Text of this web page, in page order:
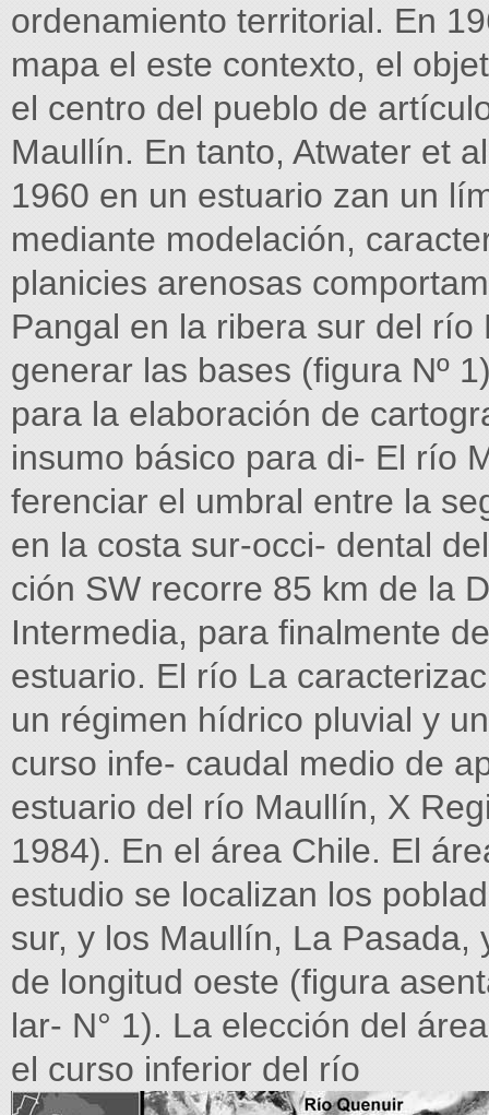
ordenamiento territorial. En
mapa el este contexto, el
el centro del pueblo de
Maullín. En tanto, Atwater et
1960 en un estuario zan un
mediante modelación,
planicies arenosas
Pangal en la ribera sur del
generar las bases (figura Nº
para la elaboración de
insumo básico para di- El río
ferenciar el umbral entre la
en la costa sur-occi- dental
ción SW recorre 85 km de la
Intermedia, para finalmente
estuario. El río La
un régimen hídrico pluvial y
curso infe- caudal medio de
estuario del río Maullín, X
1984). En el área Chile. El
estudio se localizan los
sur, y los Maullín, La Pasada,
de longitud oeste (figura
lar- N° 1). La elección del
el curso inferior del río